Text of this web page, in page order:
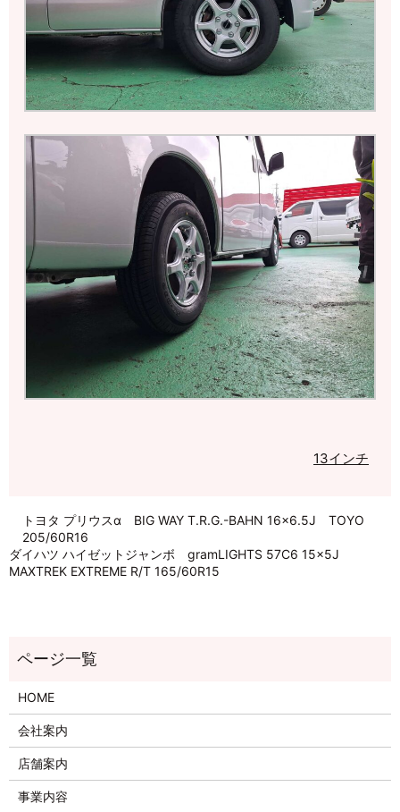
13インチ
トヨタ プリウスα BIG WAY T.R.G.-BAHN 16×6.5J TOYO
205/60R16
ダイハツ ハイゼットジャンボ gramLIGHTS 57C6 15×5J
MAXTREK EXTREME R/T 165/60R15
HOME
会社案内
店舗案内
事業内容